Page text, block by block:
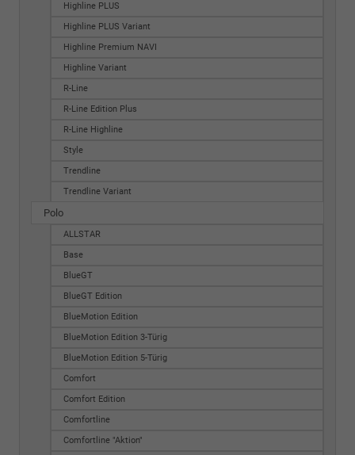
Highline PLUS
Highline PLUS Variant
Highline Premium NAVI
Highline Variant
R-Line
R-Line Edition Plus
R-Line Highline
Style
Trendline
Trendline Variant
Polo
ALLSTAR
Base
BlueGT
BlueGT Edition
BlueMotion Edition
BlueMotion Edition 3-Türig
BlueMotion Edition 5-Türig
Comfort
Comfort Edition
Comfortline
Comfortline "Aktion"